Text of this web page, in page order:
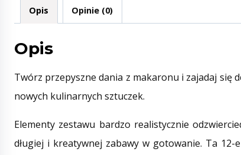
Opis Opinie (0)
Opis
Twórz przepyszne dania z makaronu i zajadaj się
nowych kulinarnych sztuczek.
Elementy zestawu bardzo realistycznie
długiej i kreatywnej zabawy w gotowanie. Ta 12-